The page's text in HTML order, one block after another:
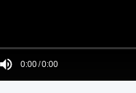
Mute0:00/0:00